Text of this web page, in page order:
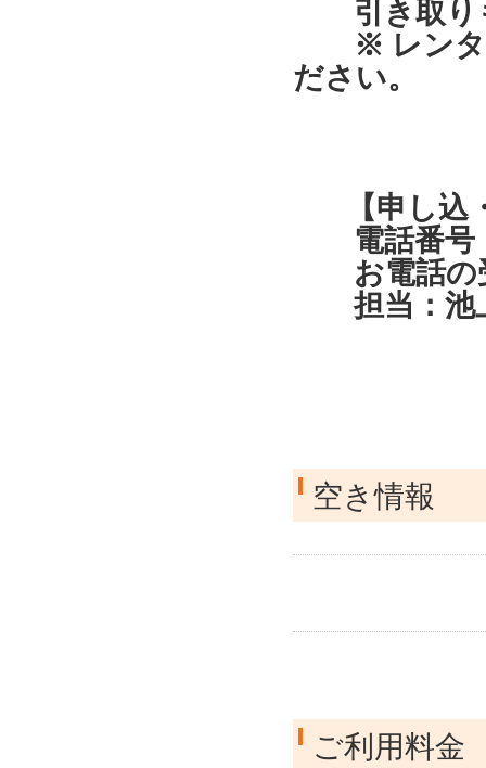
引き取り
※ レンタル
ださい。
【申し込
電話番号：
お電話の受
担当：池上
空き情報
ご利用料金